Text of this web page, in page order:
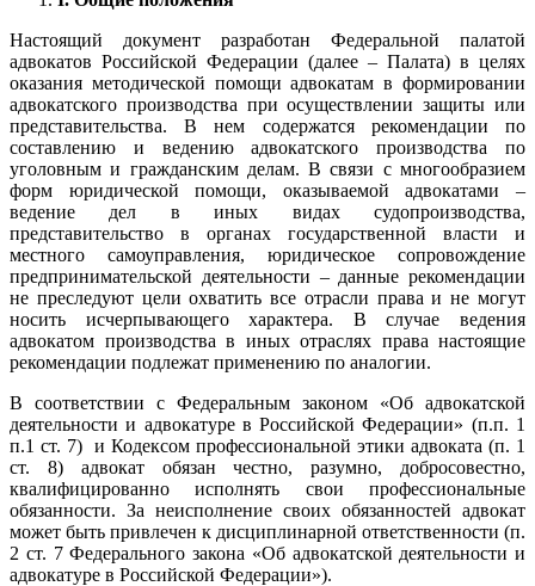
Настоящий документ разработан Федеральной палатой
адвокатов Российской Федерации (далее – Палата) в целях
оказания методической помощи адвокатам в формировании
адвокатского производства при осуществлении защиты или
представительства. В нем содержатся рекомендации по
составлению и ведению адвокатского производства по
уголовным и гражданским делам. В связи с многообразием
форм юридической помощи, оказываемой адвокатами –
ведение дел в иных видах судопроизводства,
представительство в органах государственной власти и
местного самоуправления, юридическое сопровождение
предпринимательской деятельности – данные рекомендации
не преследуют цели охватить все отрасли права и не могут
носить исчерпывающего характера. В случае ведения
адвокатом производства в иных отраслях права настоящие
рекомендации подлежат применению по аналогии.
В соответствии с Федеральным законом «Об адвокатской
деятельности и адвокатуре в Российской Федерации» (п.п. 1
п.1 ст. 7) и Кодексом профессиональной этики адвоката (п. 1
ст. 8) адвокат обязан честно, разумно, добросовестно,
квалифицированно исполнять свои профессиональные
обязанности. За неисполнение своих обязанностей адвокат
может быть привлечен к дисциплинарной ответственности (п.
2 ст. 7 Федерального закона «Об адвокатской деятельности и
адвокатуре в Российской Федерации»).